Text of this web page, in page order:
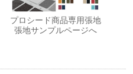
プロシード商品専用張地
張地サンプルページへ